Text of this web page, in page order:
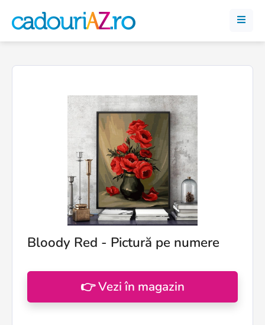
Bloody Red - Pictură pe numere
👉 Vezi în magazin